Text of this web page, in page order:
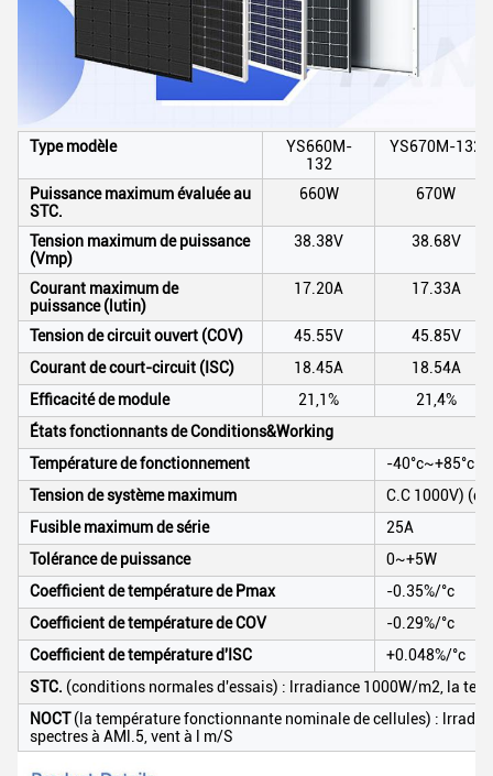
Type modèle
YS660M-
132
YS670M-132
Puissance maximum évaluée au
STC.
660W 670W
Tension maximum de puissance
(Vmp)
38.38V 38.68V
Courant maximum de
puissance (lutin)
17.20A 17.33A
Tension de circuit ouvert (COV) 45.55V
45.85V
Courant de court-circuit (ISC)
18.45A
18.54A
Efficacité de module
21,1%
21,4%
États fonctionnants de Conditions&Working
Température de fonctionnement
-40°c~+85°c
Tension de système maximum
C.C 1000V)
Fusible maximum de série
25A
Tolérance de puissance
0~+5W
Coefficient de température de Pmax
-0.35%/°c
Coefficient de température de COV
-0.29%/°c
Coefficient de température d'ISC
+0.048%/°c
STC. (conditions normales d'essais) : lrradiance 1000W/m2, la
NOCT(la température fonctionnante nominale de cellules) :
spectres à AMl.5, vent à l m/S